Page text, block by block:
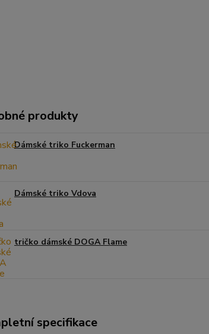
produkty
Dámské triko Fuckerman
Dámské triko Vdova
tričko dámské DOGA Flame
specifikace